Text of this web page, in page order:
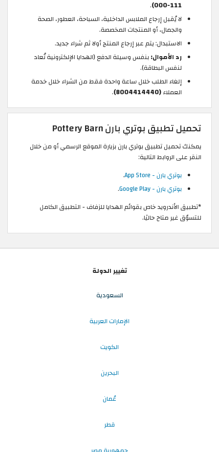
111-000)
.
لا يُقبل إرجاع الملابس الداخلية، السباحة، العطور، الصحة
والجمال، أو المنتجات المخصصة.
الاستبدال: يتم عبر إرجاع المنتج أولا ثم شراء جديد.
رد الأموال: بنفس وسيلة الدفع (الهدايا الإلكترونية تُعاد
لنفس البطاقة).
إلغاء الطلب خلال ساعة واحدة فقط من الشراء خلال خدمة
العملاء(8004414440)
.
تحميل تطبيق بوتري بارن Pottery Barn
يمكنك تحميل تطبيق بوتري بارن بزيارة الموقع الرسمي أو من خلال
النقر على الروابط التالية:
بوتري بارن - App Store
.
بوتري بارن - Google Play
.
*تطبيق الأندرويد خاص بقوائم الهدايا للزفاف - التطبيق الكامل
للتسوّق غير متاح حاليًا.
تغيير الدولة
السعودية
الإمارات العربية
الكويت
البحرين
عُمان
قطر